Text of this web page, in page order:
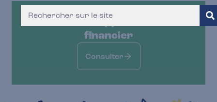
Le dernier rapport moral et
financier
Consulter